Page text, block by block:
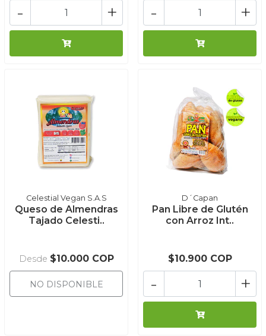
+
- +
-
Celestial Vegan S.A.S
Queso de Almendras
Tajado Celesti..
Desde $10.000 COP
NO DISPONIBLE
D´Capan
Pan Libre de Glutén
con Arroz Int..
$10.900 COP
+
-